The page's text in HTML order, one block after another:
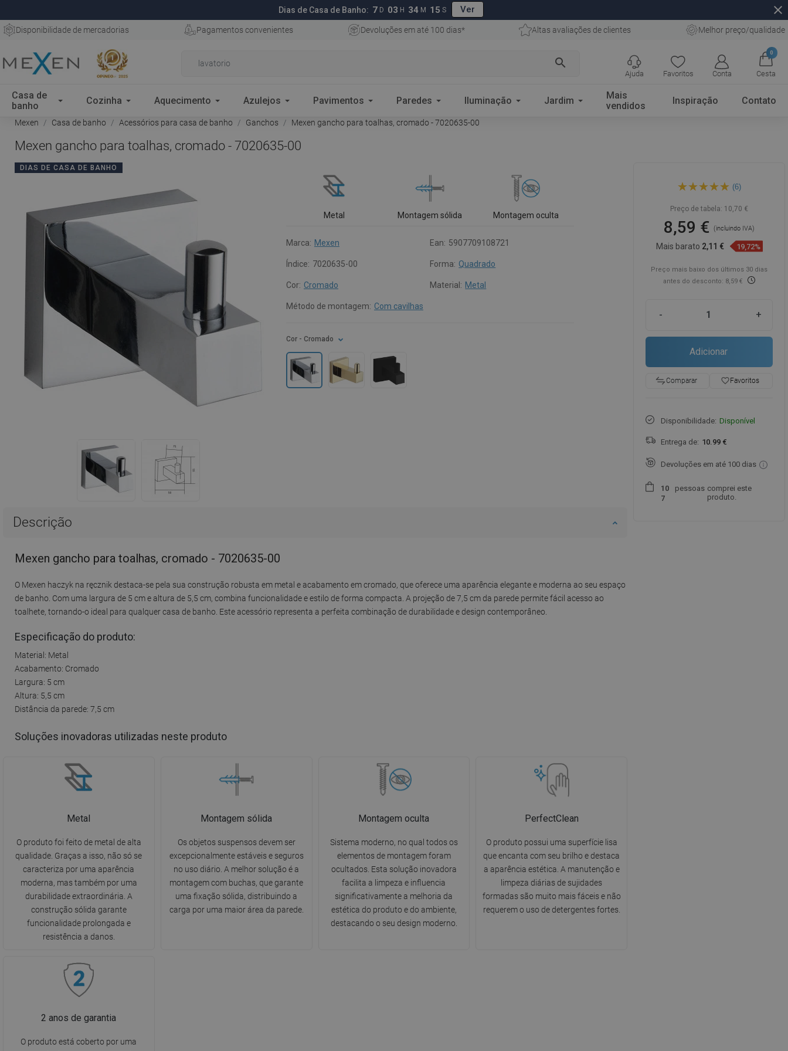
Dias de Casa de Banho: 7 D 03 H 34 M 14 S Ver close
Disponibilidade de mercadorias Pagamentos convenientes Devoluções em até 100 dias* Altas avaliações de clientes Melhor preço/qualidade
search
Favoritos Conta
0
Cesta
Ajuda
Casa de
banho
Cozinha Aquecimento Azulejos Pavimentos Paredes Iluminação Jardim
Mais
vendidos
Inspiração Contato
Mexen Casa de banho Acessórios para casa de banho Ganchos Mexen gancho para toalhas, cromado - 7020635-00
Mexen gancho para toalhas, cromado - 7020635-00
DIAS DE CASA DE BANHO
Metal Montagem sólida Montagem oculta
Marca: Mexen Ean: 5907709108721
Índice: 7020635-00 Forma: Quadrado
Cor: Cromado Material: Metal
Método de montagem: Com cavilhas
Cor - Cromado
Descrição
Mexen gancho para toalhas, cromado - 7020635-00
O Mexen haczyk na ręcznik destaca-se pela sua construção robusta em metal e acabamento em cromado, que oferece uma aparência elegante e moderna ao seu espaço
de banho. Com uma largura de 5 cm e altura de 5,5 cm, combina funcionalidade e estilo de forma compacta. A projeção de 7,5 cm da parede permite fácil acesso ao
toalhete, tornando-o ideal para qualquer casa de banho. Este acessório representa a perfeita combinação de durabilidade e design contemporâneo.
Especificação do produto:
Material: Metal
Acabamento: Cromado
Largura: 5 cm
Altura: 5,5 cm
Distância da parede: 7,5 cm
Soluções inovadoras utilizadas neste produto
Metal
O produto foi feito de metal de alta
qualidade. Graças a isso, não só se
caracteriza por uma aparência
moderna, mas também por uma
durabilidade extraordinária. A
construção sólida garante
funcionalidade prolongada e
resistência a danos.
Montagem sólida
Os objetos suspensos devem ser
excepcionalmente estáveis e seguros
no uso diário. A melhor solução é a
montagem com buchas, que garante
uma fixação sólida, distribuindo a
carga por uma maior área da parede.
Montagem oculta
Sistema moderno, no qual todos os
elementos de montagem foram
ocultados. Esta solução inovadora
facilita a limpeza e influencia
significativamente a melhoria da
estética do produto e do ambiente,
destacando o seu design moderno.
PerfectClean
O produto possui uma superfície lisa
que encanta com seu brilho e destaca
a aparência estética. A manutenção e
limpeza diárias de sujidades
formadas são muito mais fáceis e não
requerem o uso de detergentes fortes.
2 anos de garantia
O produto está coberto por uma
Mexen gancho para toalhas,
cromado - 7020635-00
(6)
Preço de tabela: 10,70 €
8,59 €(incluindo IVA)
Mais barato 2,11 € 19,72%
Preço mais baixo dos últimos 30 dias
antes do desconto: 8,59 €
- +
Adicionar
Comparar favorite_borderFavoritos
Disponibilidade: Disponível
Entrega de: 10.99 €
Devoluções em até 100 dias
1 0
7
pessoas comprei este
produto.